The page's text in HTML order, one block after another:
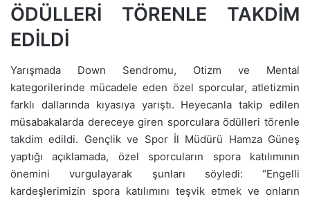
ÖDÜLLERİ TÖRENLE TAKDİM
EDİLDİ
Yarışmada Down Sendromu, Otizm ve Mental
kategorilerinde mücadele eden özel sporcular, atletizmin
farklı dallarında kıyasıya yarıştı. Heyecanla takip edilen
müsabakalarda dereceye giren sporculara ödülleri törenle
takdim edildi. Gençlik ve Spor İl Müdürü Hamza Güneş
yaptığı açıklamada, özel sporcuların spora katılımının
önemini vurgulayarak şunları söyledi: “Engelli
kardeşlerimizin spora katılımını teşvik etmek ve onların